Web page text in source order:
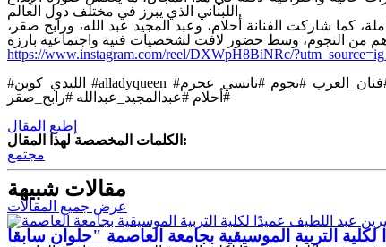
اللبناني الذي يبرز في مختلف دول العالم.
كما شاركت الفنانة أحلام، وعبد المجيد عبد الله، ورابح صقر،
https://www.instagram.com/reel/DXWpH8BiNRc/
#الليدي_كوين #alladyqueen #زينة_عيتاني #محمد_عبده #زفاف #جدة #كيك #قالب_حلوى #حلويات #فن_الحلويات #السعودية #لبنان #إبداع_لبناني #مناسبات #أعراس #فنان_العرب #نجوم #نانسي_عجرم
#أحلام #عبدالمجيد_عبدالله #رابح_صقر
إطبع المقال
الكلمات المخصصة لهذا المقال:
مجتمع
مقالات شبيهة
عرض جميع المقالات